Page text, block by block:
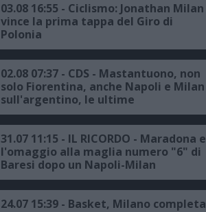
03.08 16:55 - Ciclismo: Jonathan Milan
vince la prima tappa del Giro di
Polonia
02.08 07:37 - CDS - Mastantuono, non
solo Fiorentina, anche Napoli e Milan
sull'argentino, le ultime
31.07 11:15 - IL RICORDO - Maradona e
l'omaggio alla maglia numero "6" di
Baresi dopo un Napoli-Milan
24.07 15:39 - Basket, Milano completa